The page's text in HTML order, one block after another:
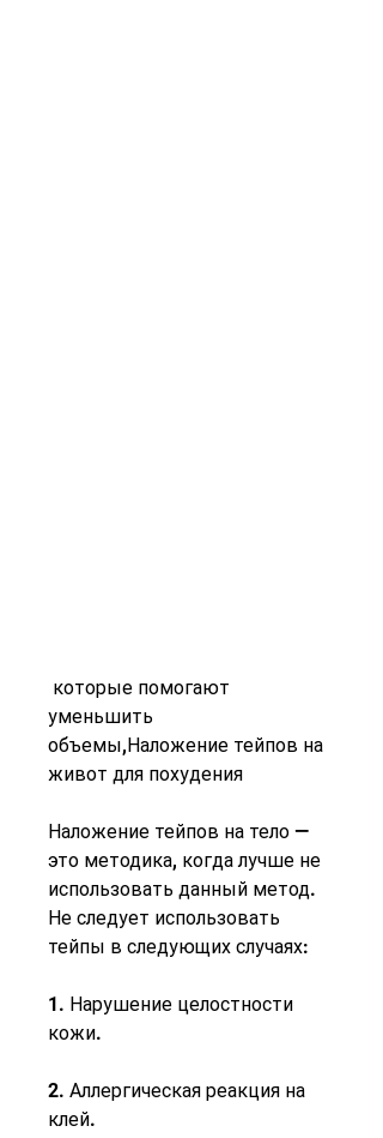
уменьшить
объемы,Наложение тейпов на
живот для похудения
Наложение тейпов на тело —
это методика, когда лучше не
использовать данный метод.
Не следует использовать
тейпы в следующих случаях:
1. Нарушение целостности
кожи.
2. Аллергическая реакция на
клей.